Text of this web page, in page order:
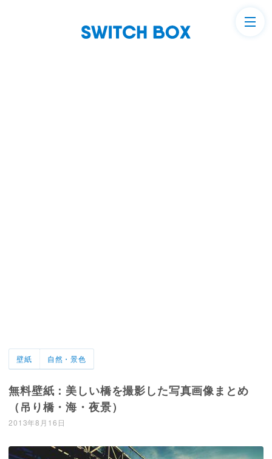
壁紙 自然・景色
無料壁紙：美しい橋を撮影した写真画像まとめ
（吊り橋・海・夜景）
2013年8月16日